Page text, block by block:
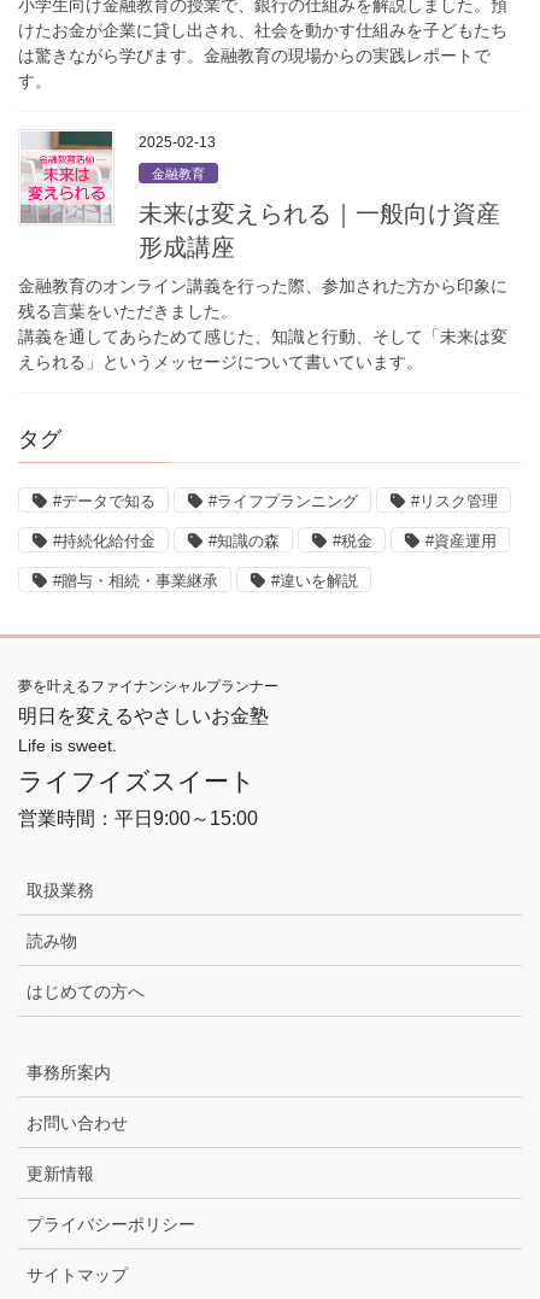
小学生向け金融教育の授業で、銀行の仕組みを解説しました。預
けたお金が企業に貸し出され、社会を動かす仕組みを子どもたち
は驚きながら学びます。金融教育の現場からの実践レポートで
す。
2025-02-13
金融教育
未来は変えられる｜一般向け資産
形成講座
金融教育のオンライン講義を行った際、参加された方から印象に
残る言葉をいただきました。
講義を通してあらためて感じた、知識と行動、そして「未来は変
えられる」というメッセージについて書いています。
タグ
#データで知る #ライフプランニング #リスク管理
#持続化給付金 #知識の森 #税金 #資産運用
#贈与・相続・事業継承 #違いを解説
夢を叶えるファイナンシャルプランナー
明日を変えるやさしいお金塾
Life is sweet.
ライフイズスイート
営業時間：平日9:00～15:00
取扱業務
読み物
はじめての方へ
事務所案内
お問い合わせ
更新情報
プライバシーポリシー
サイトマップ